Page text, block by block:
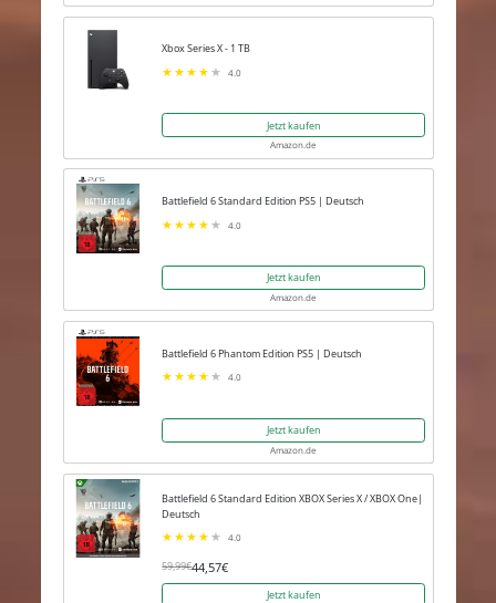
Xbox Series X - 1 TB
4.0
Jetzt kaufen
Amazon.de
Battlefield 6 Standard Edition PS5 | Deutsch
4.0
Jetzt kaufen
Amazon.de
Battlefield 6 Phantom Edition PS5 | Deutsch
4.0
Jetzt kaufen
Amazon.de
Battlefield 6 Standard Edition XBOX Series X / XBOX One|
Deutsch
4.0
59,99€44,57€
Jetzt kaufen